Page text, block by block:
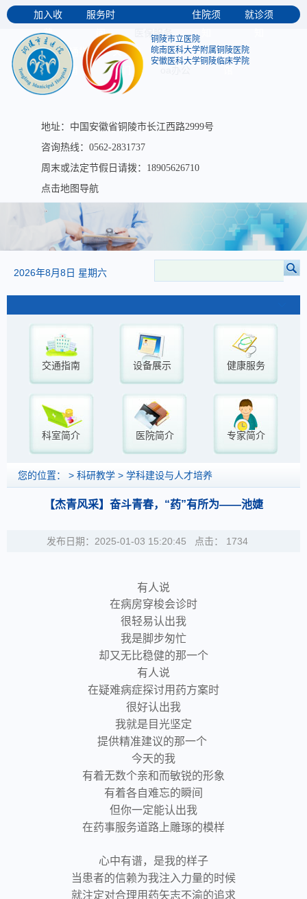
加入收
藏
服务时
间
医保服务
住院须
就诊须
交通指
南
关于我
们
大医图书
铜陵市立医院
皖南医科大学附属铜陵医院
安徽医科大学铜陵临床学院
地址：中国安徽省铜陵市长江西路2999号
咨询热线：0562-2831737
周末或法定节假日请拨：18905626710
点击地图导航
2026年8月8日 星期六
交通指南 健康服务
设备展示
专家简介
科室简介 医院简介
您的位置： > 科研教学 > 学科建设与人才培养
【杰青风采】奋斗青春，“药”有所为——池婕
发布日期：2025-01-03 15:20:45 点击： 1734
有人说
在病房穿梭会诊时
很轻易认出我
我是脚步匆忙
却又无比稳健的那一个
有人说
在疑难病症探讨用药方案时
很好认出我
我就是目光坚定
提供精准建议的那一个
今天的我
有着无数个亲和而敏锐的形象
有着各自难忘的瞬间
但你一定能认出我
在药事服务道路上雕琢的模样
心中有谱，是我的样子
当患者的信赖为我注入力量的时候
就注定对合理用药矢志不渝的追求